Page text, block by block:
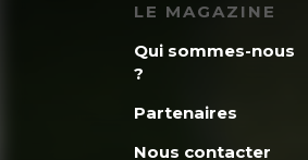
LE MAGAZINE
Qui sommes-nous
?
Partenaires
Nous contacter